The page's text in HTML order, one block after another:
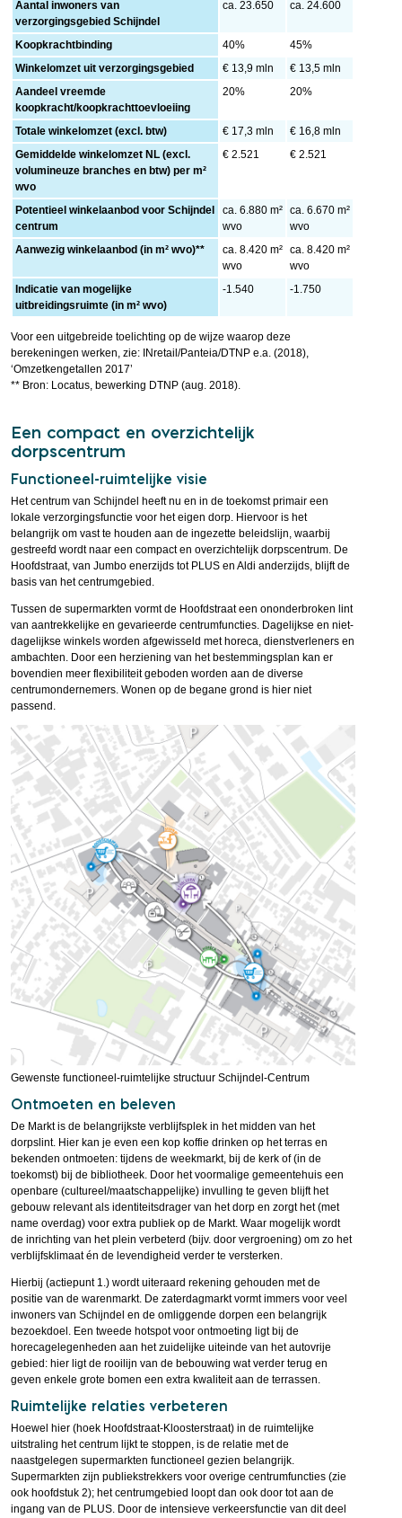
Aantal inwoners van
verzorgingsgebied Schijndel
ca. 23.650 ca. 24.600
Koopkrachtbinding 40%
45%
Winkelomzet uit verzorgingsgebied
€ 13,9 mln
€ 13,5 mln
Aandeel vreemde
koopkracht/koopkrachttoevloeiing
20% 20%
Totale winkelomzet (excl. btw) € 17,3 mln
€ 16,8 mln
Gemiddelde winkelomzet NL (excl.
volumineuze branches en btw) per m²
wvo
€ 2.521 € 2.521
Potentieel winkelaanbod voor Schijndel
centrum
ca. 6.880 m²
wvo
ca. 6.670 m²
wvo
Aanwezig winkelaanbod (in m² wvo)**
ca. 8.420 m²
wvo
ca. 8.420 m²
wvo
Indicatie van mogelijke
uitbreidingsruimte (in m² wvo)
-1.540 -1.750
Voor een uitgebreide toelichting op de wijze waarop deze
berekeningen werken, zie: INretail/Panteia/DTNP e.a. (2018),
‘Omzetkengetallen 2017’
** Bron: Locatus, bewerking DTNP (aug. 2018).
Een compact en overzichtelijk
dorpscentrum
Functioneel-ruimtelijke visie
Het centrum van Schijndel heeft nu en in de toekomst primair een
lokale verzorgingsfunctie voor het eigen dorp. Hiervoor is het
belangrijk om vast te houden aan de ingezette beleidslijn, waarbij
gestreefd wordt naar een compact en overzichtelijk dorpscentrum. De
Hoofdstraat, van Jumbo enerzijds tot PLUS en Aldi anderzijds, blijft de
basis van het centrumgebied.
Tussen de supermarkten vormt de Hoofdstraat een ononderbroken lint
van aantrekkelijke en gevarieerde centrumfuncties. Dagelijkse en niet-
dagelijkse winkels worden afgewisseld met horeca, dienstverleners en
ambachten. Door een herziening van het bestemmingsplan kan er
bovendien meer flexibiliteit geboden worden aan de diverse
centrumondernemers. Wonen op de begane grond is hier niet
passend.
Gewenste functioneel-ruimtelijke structuur Schijndel-Centrum
Ontmoeten en beleven
De Markt is de belangrijkste verblijfsplek in het midden van het
dorpslint. Hier kan je even een kop koffie drinken op het terras en
bekenden ontmoeten: tijdens de weekmarkt, bij de kerk of (in de
toekomst) bij de bibliotheek. Door het voormalige gemeentehuis een
openbare (cultureel/maatschappelijke) invulling te geven blijft het
gebouw relevant als identiteitsdrager van het dorp en zorgt het (met
name overdag) voor extra publiek op de Markt. Waar mogelijk wordt
de inrichting van het plein verbeterd (bijv. door vergroening) om zo het
verblijfsklimaat én de levendigheid verder te versterken.
Hierbij (actiepunt 1.) wordt uiteraard rekening gehouden met de
positie van de warenmarkt. De zaterdagmarkt vormt immers voor veel
inwoners van Schijndel en de omliggende dorpen een belangrijk
bezoekdoel. Een tweede hotspot voor ontmoeting ligt bij de
horecagelegenheden aan het zuidelijke uiteinde van het autovrije
gebied: hier ligt de rooilijn van de bebouwing wat verder terug en
geven enkele grote bomen een extra kwaliteit aan de terrassen.
Ruimtelijke relaties verbeteren
Hoewel hier (hoek Hoofdstraat-Kloosterstraat) in de ruimtelijke
uitstraling het centrum lijkt te stoppen, is de relatie met de
naastgelegen supermarkten functioneel gezien belangrijk.
Supermarkten zijn publiekstrekkers voor overige centrumfuncties (zie
ook hoofdstuk 2); het centrumgebied loopt dan ook door tot aan de
ingang van de PLUS. Door de intensieve verkeersfunctie van dit deel